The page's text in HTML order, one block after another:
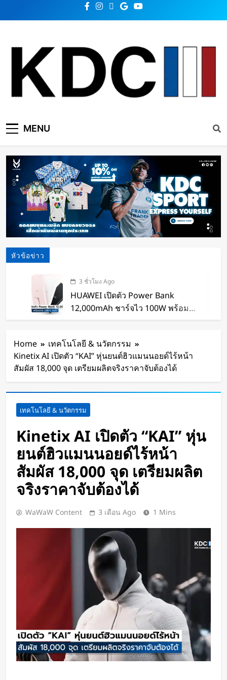
KDC SOLUTION | เคดีซี
โซลูชั่น
MENU
หัวข้อข่าว
3 ชั่วโมง Ago
HUAWEI เปิดตัว Power Bank
12,000mAh ชาร์จไว 100W พร้อม
จากโชว์เทคโนโลยีสู่การทำงานจริง
4 ชั่วโมง Ago
Center ลอยน้ำ ใช้พลังงานจากคลื่น
ทะเลผลิตไฟฟ้า และใช้น้ำทะเลช่วย
ระบายความร้อน
5 ชั่วโมง Ago
จีนเปิดตัว “xianglong” เครื่องขุดอุ
โมงค์ไฮบริด เจาะ-ระเบิดหิน เครื่อง
แรกของโลก
6 ชั่วโมง Ago
Google DeepMind เปิดตัว Weather
Lab แพลตฟอร์ม AI สำหรับคาด
การณ์สภาพอากาศและพายุหมุนเขต
ร้อนล่วงหน้าได้สูงสุด 15 วัน
1 วัน Ago
ChatGPT ทะลุ 1 พันล้านผู้ใช้ต่อ
สัปดาห์ เร็วที่สุดในโลก AI
Xiaomi เปิดตัว SUV พร้อมพื้นที่นอน
ชั้นบน รองรับผู้โดยสารได้ 7 ที่นั่ง
1 วัน Ago
นักวิจัย NUS CDE พัฒนา “ผิว
อิเล็กทรอนิกส์” ที่รับรู้การสัมผัสและ
ซ่อมแซมตัวเองใต้น้ำได้
1 วัน Ago
K-18M โดรนรบฝีมือคนไทย ทดสอบ
บินสำเร็จครั้งแรก
2 วัน Ago
BlaBlaCar เปิดให้บริการในไทย
Home
เทคโนโลยี & นวัตกรรม
Kinetix AI เปิดตัว “KAI” หุ่นยนต์ฮิวแมนนอยด์ไร้หน้า
สัมผัส 18,000 จุด เตรียมผลิตจริงราคาจับต้องได้
เทคโนโลยี & นวัตกรรม
Kinetix AI เปิดตัว “KAI” หุ่น
ยนต์ฮิวแมนนอยด์ไร้หน้า
สัมผัส 18,000 จุด เตรียมผลิต
จริงราคาจับต้องได้
WaWaW Content 3 เดือน Ago 1 Mins